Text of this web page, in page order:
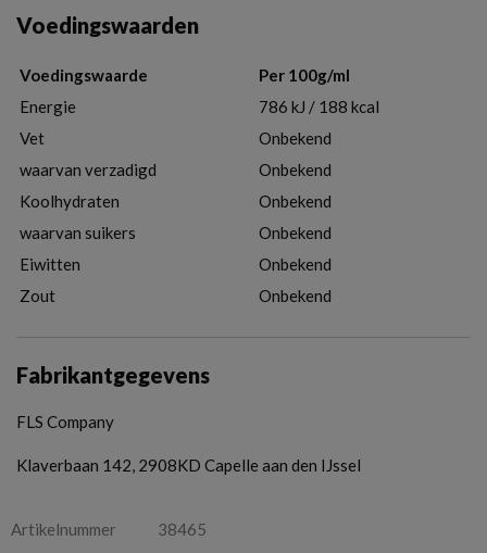
Voedingswaarden
Voedingswaarde
Per 100g/ml
Energie
786 kJ / 188 kcal
Vet
Onbekend
waarvan verzadigd
Onbekend
Koolhydraten
Onbekend
waarvan suikers
Onbekend
Eiwitten
Onbekend
Zout
Onbekend
Fabrikantgegevens
FLS Company
Klaverbaan 142, 2908KD Capelle aan den IJssel
Artikelnummer
38465